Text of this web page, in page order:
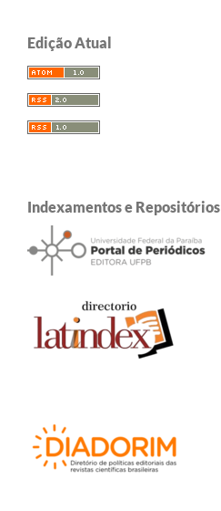
Edição Atual
Indexamentos e Repositórios